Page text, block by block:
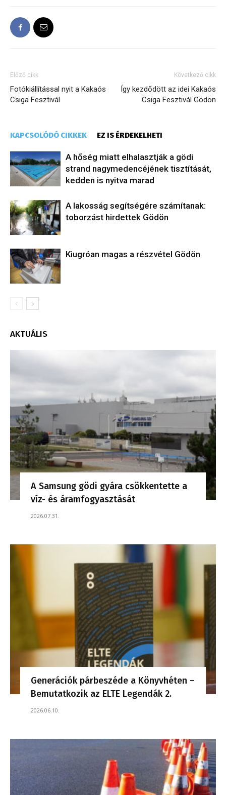
Előző cikk
Fotókiállítással nyit a Kakaós
Csiga Fesztivál
Következő cikk
Így kezdődött az idei Kakaós
Csiga Fesztivál Gödön
KAPCSOLÓDÓ CIKKEK EZ IS ÉRDEKELHETI
A hőség miatt elhalasztják a gödi
strand nagymedencéjének tisztítását,
kedden is nyitva marad
A lakosság segítségére számítanak:
toborzást hirdettek Gödön
Kiugróan magas a részvétel Gödön
AKTUÁLIS
A Samsung gödi gyára csökkentette a
víz- és áramfogyasztását
2026.07.31.
Generációk párbeszéde a Könyvhéten –
Bemutatkozik az ELTE Legendák 2.
2026.06.10.